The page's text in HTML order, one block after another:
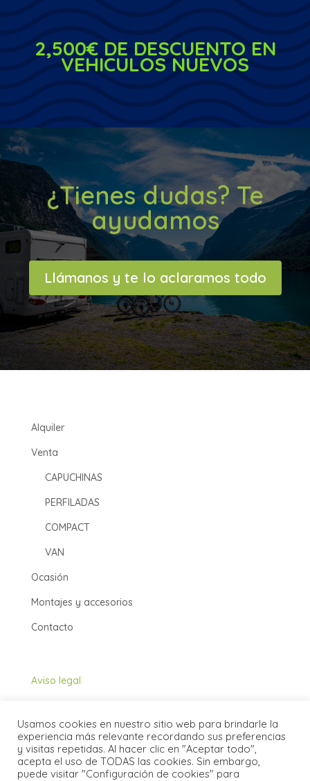
2,500€ DE DESCUENTO EN
VEHICULOS NUEVOS
¿Tienes dudas? Te
ayudamos
Llámanos y te lo aclaramos todo
Alquiler
Venta
CAPUCHINAS
PERFILADAS
COMPACT
VAN
Ocasión
Montajes y accesorios
Contacto
Aviso legal
Política de privacidad
Usamos cookies en nuestro sitio web para brindarle la
experiencia más relevante recordando sus preferencias
y visitas repetidas. Al hacer clic en "Aceptar todo",
acepta el uso de TODAS las cookies. Sin embargo,
puede visitar "Configuración de cookies" para